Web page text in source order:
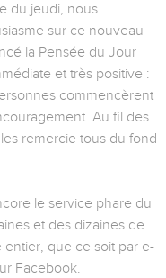
du jeudi, nous
sur ce nouveau
la Pensée du Jour
et très positive :
commencèrent
Au fil des
remercie tous du fond
le service phare du
et des dizaines de
que ce soit par e-
Facebook.